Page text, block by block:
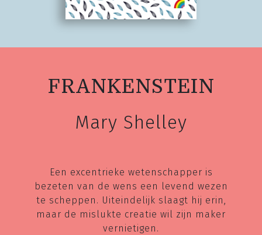
FRANKENSTEIN
Mary Shelley
Een excentrieke wetenschapper is
bezeten van de wens een levend wezen
te scheppen. Uiteindelijk slaagt hij erin,
maar de mislukte creatie wil zijn maker
vernietigen.